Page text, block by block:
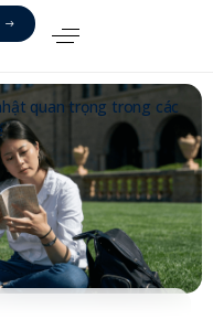
quan trọng trong các